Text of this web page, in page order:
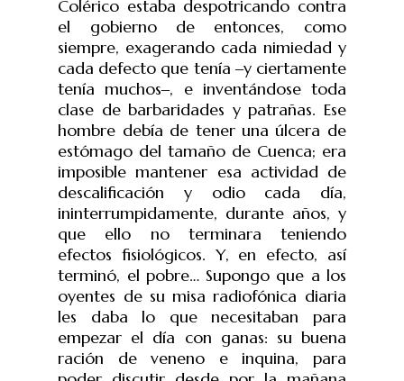
Colérico estaba despotricando contra
el gobierno de entonces, como
siempre, exagerando cada nimiedad y
cada defecto que tenía‒y ciertamente
tenía muchos‒, e inventándose toda
clase de barbaridades y patrañas. Ese
hombre debía de tener una úlcera de
estómago del tamaño de Cuenca; era
imposible mantener esa actividad de
descalificación y odio cada día,
ininterrumpidamente, durante años, y
que ello no terminara teniendo
efectos fisiológicos. Y, en efecto, así
terminó, el pobre… Supongo que a los
oyentes de su misa radiofónica diaria
les daba lo que necesitaban para
empezar el día con ganas: su buena
ración de veneno e inquina, para